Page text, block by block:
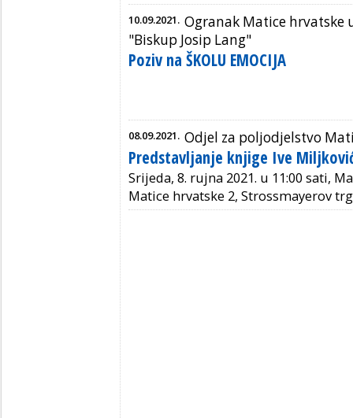
10.09.2021. Ogranak Matice hrvatske
"Biskup Josip Lang"
Poziv na ŠKOLU EMOCIJA
08.09.2021. Odjel za poljodjelstvo
Predstavljanje knjige Ive
Srijeda, 8. rujna 2021. u 11:00 sati,
Matice hrvatske 2, Strossmayerov